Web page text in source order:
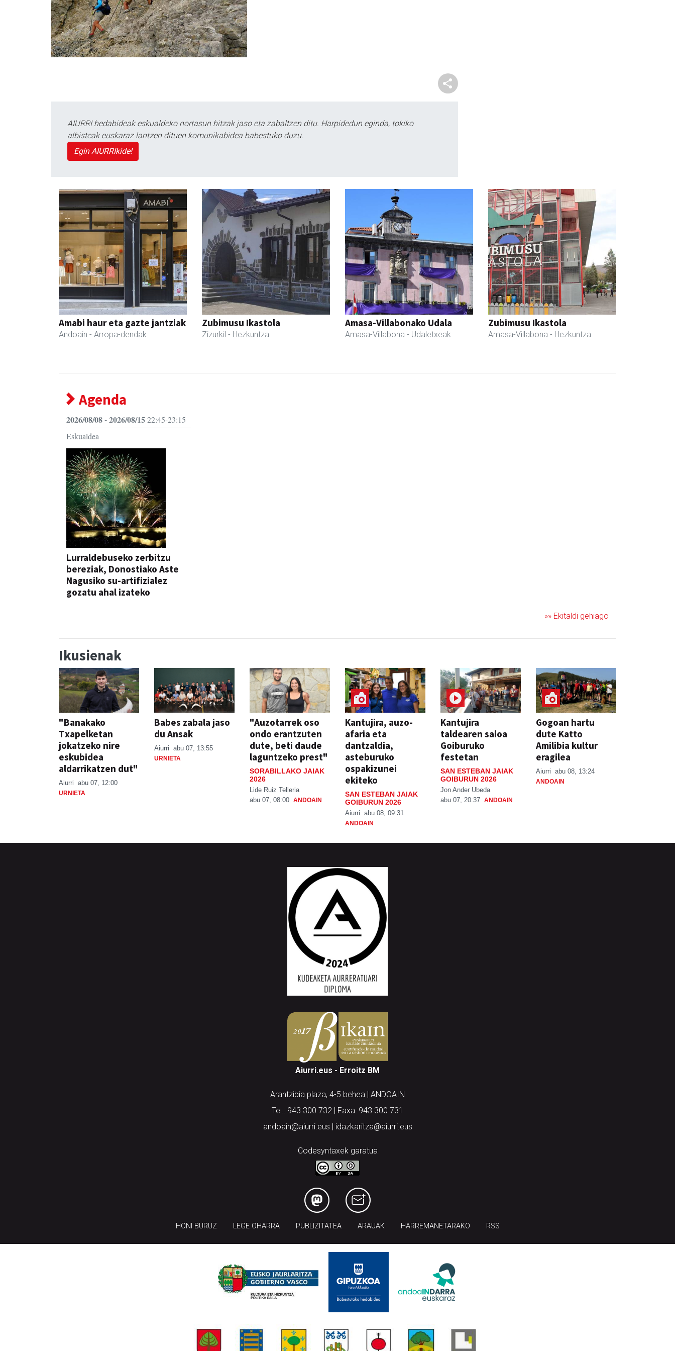
AIURRI hedabideak eskualdeko nortasun hitzak jaso eta zabaltzen ditu. Harpidedun eginda, tokiko
albisteak euskaraz lantzen dituen komunikabidea babestuko duzu.
Egin AIURRIkide!
Amabi haur eta gazte jantziak
Andoain - Arropa-dendak
Zubimusu Ikastola
Zizurkil - Hezkuntza
Amasa-Villabonako Udala
Amasa-Villabona - Udaletxeak
Zubimusu Ikastola
Amasa-Villabona - Hezkuntza
Agenda
2026/08/08 - 2026/08/1522:45-23:15
Eskualdea
Lurraldebuseko zerbitzu
bereziak, Donostiako Aste
Nagusiko su-artifizialez
gozatu ahal izateko
»» Ekitaldi gehiago
Ikusienak
"Banakako
Txapelketan
jokatzeko nire
eskubidea
aldarrikatzen dut"
Aiurri abu 07, 12:00
URNIETA
Babes zabala jaso
du Ansak
Aiurri abu 07, 13:55
URNIETA
"Auzotarrek oso
ondo erantzuten
dute, beti daude
laguntzeko prest"
SORABILLAKO JAIAK
2026
Lide Ruiz Telleria
abu 07, 08:00 ANDOAIN
Kantujira, auzo-
afaria eta
dantzaldia,
asteburuko
ospakizunei
ekiteko
SAN ESTEBAN JAIAK
GOIBURUN 2026
Aiurri abu 08, 09:31
ANDOAIN
Kantujira
taldearen saioa
Goiburuko
festetan
SAN ESTEBAN JAIAK
GOIBURUN 2026
Jon Ander Ubeda
abu 07, 20:37 ANDOAIN
Gogoan hartu
dute Katto
Amilibia kultur
eragilea
Aiurri abu 08, 13:24
ANDOAIN
Aiurri.eus - Erroitz BM
Arantzibia plaza, 4-5 behea | ANDOAIN
Tel.: 943 300 732 | Faxa: 943 300 731
andoain@aiurri.eus | idazkaritza@aiurri.eus
Codesyntaxek garatua
HONI BURUZ LEGE OHARRA PUBLIZITATEA ARAUAK HARREMANETARAKO RSS